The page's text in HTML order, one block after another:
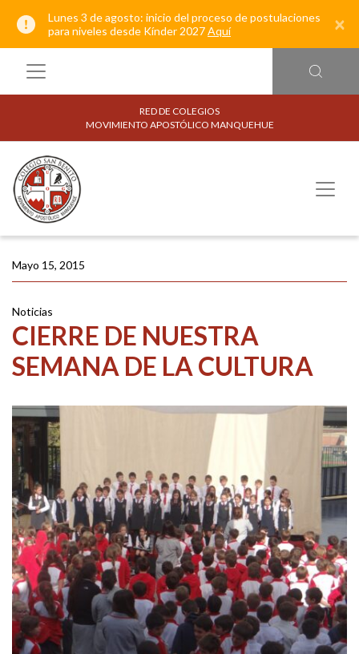
Lunes 3 de agosto: inicio del proceso de postulaciones
para niveles desde Kínder 2027Aquí ×
RED DE COLEGIOS
MOVIMIENTO APOSTÓLICO MANQUEHUE
Mayo 15, 2015
Noticias
CIERRE DE NUESTRA
SEMANA DE LA CULTURA